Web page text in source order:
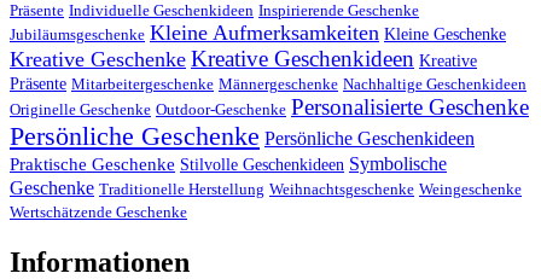
Präsente Individuelle Geschenkideen Inspirierende Geschenke
Jubiläumsgeschenke Kleine Aufmerksamkeiten Kleine Geschenke
Kreative Geschenke Kreative Geschenkideen Kreative
Präsente Mitarbeitergeschenke Männergeschenke Nachhaltige Geschenkideen
Originelle Geschenke Outdoor-Geschenke Personalisierte Geschenke
Persönliche Geschenke Persönliche Geschenkideen
Praktische Geschenke Stilvolle Geschenkideen Symbolische
Geschenke Traditionelle Herstellung Weihnachtsgeschenke Weingeschenke
Wertschätzende Geschenke
Informationen